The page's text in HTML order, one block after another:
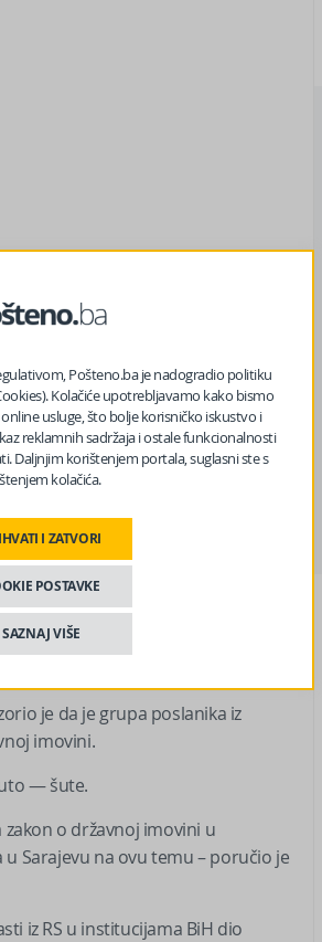
institucije na nivou BiH, a RS
da je stav SNSD-a opštepoznat –
i Bošnjaci nisu umjesto našeg
dnevni red”.
je da je grupa poslanika iz
imovini.
— šute.
zakon o državnoj imovini u
Sarajevu na ovu temu – poručio je
iz RS u institucijama BiH dio
Pošteno.ba je nadogradio politiku
Kolačiće upotrebljavamo kako bismo
usluge, što bolje korisničko iskustvo i
reklamnih sadržaja i ostale funkcionalnosti
Daljnjim korištenjem portala, suglasni ste s
kolačića.
I ZATVORI
POSTAVKE
SAZNAJ VIŠE